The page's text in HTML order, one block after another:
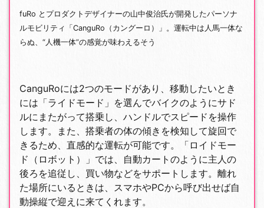
fuRo とプロダクトデザイナーの山中俊治氏が開発したパーソナ
ルモビリティ「CanguRo（カングーロ）」。運転中は人馬一体な
らぬ、“人機一体”の感覚が味わえるそう
CanguRoには2つのモードがあり、移動したいとき
には「ライドモード」を選んでバイクのようにサド
ルにまたがって搭乗し、ハンドルでスピードを操作
します。また、搭乗者の体の傾きを検知して旋回で
きるため、直感的な運転が可能です。「ロイドモー
ド（ロボット）」では、自動カートのように主人の
後ろを追従し、買い物などをサポートします。離れ
た場所にいるときは、スマホやPCから呼び出せば自
動操縦で迎えに来てくれます。